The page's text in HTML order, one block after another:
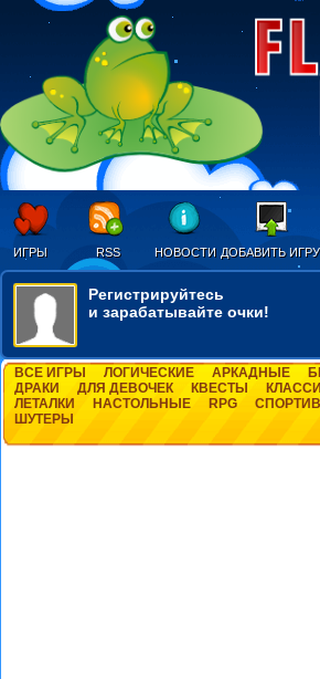
ИГРЫ RSS НОВОСТИ ДОБАВИТЬ ИГРУ
Регистрируйтесь
и зарабатывайте очки!
ВСЕ ИГРЫ ЛОГИЧЕСКИЕ АРКАДНЫЕ
ДРАКИ
ДЛЯ ДЕВОЧЕК КВЕСТЫ
ЛЕТАЛКИ
НАСТОЛЬНЫЕ RPG
ШУТЕРЫ